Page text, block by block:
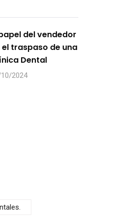
del vendedor
el traspaso de una
Dental
2024